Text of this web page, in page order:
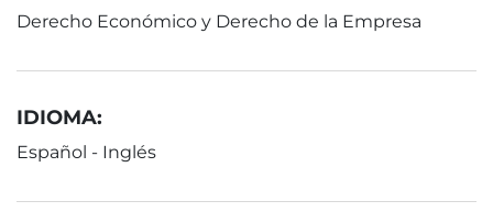
Derecho Económico y Derecho de la Empresa
IDIOMA:
Español - Inglés